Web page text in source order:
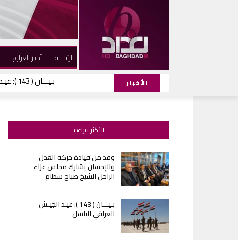
أخبار العراق الرئيسية
الأخبار بـيـــان ( 143 ): عيـد الجيـش العراقي الباسل
الأكثر قراءة
وفد من قيادة حركة العدل
والإحسان يشارك مجلس عزاء
الراحل الشيخ صباح سطام
بـيـــان ( 143 ): عيـد الجيـش
العراقي الباسل